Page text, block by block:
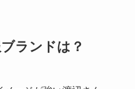
ランドは？